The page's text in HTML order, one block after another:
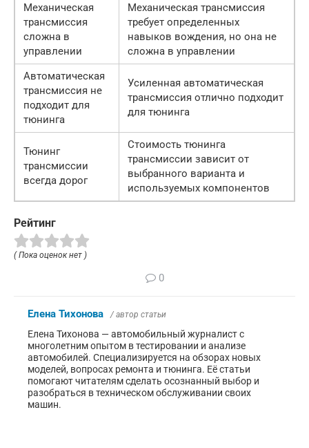
Механическая
трансмиссия
сложна в
управлении
Механическая трансмиссия
требует определенных
навыков вождения, но она не
сложна в управлении
Автоматическая
трансмиссия не
подходит для
тюнинга
Усиленная автоматическая
трансмиссия отлично подходит
для тюнинга
Тюнинг
трансмиссии
всегда дорог
Стоимость тюнинга
трансмиссии зависит от
выбранного варианта и
используемых компонентов
Рейтинг
( Пока оценок нет )
0
Елена Тихонова / автор статьи
Елена Тихонова — автомобильный журналист с
многолетним опытом в тестировании и анализе
автомобилей. Специализируется на обзорах новых
моделей, вопросах ремонта и тюнинга. Её статьи
помогают читателям сделать осознанный выбор и
разобраться в техническом обслуживании своих
машин.